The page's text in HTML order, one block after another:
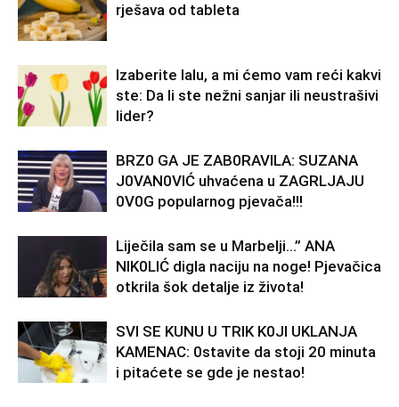
rješava od tableta
Izaberite lalu, a mi ćemo vam reći kakvi
ste: Da li ste nežni sanjar ili neustrašivi
lider?
BRZ0 GA JE ZAB0RAVlLA: SUZANA
J0VAN0VIĆ uhvaćena u ZAGRLJAJU
0V0G popularnog pjevača!!!
Liječila sam se u Marbelji…” ANA
NlK0LlĆ digla naciju na noge! Pjevačica
otkrila šok detalje iz života!
SVl SE KUNU U TRlK K0Jl UKLANJA
KAMENAC: 0stavite da stoji 20 minuta
i pitaćete se gde je nestao!